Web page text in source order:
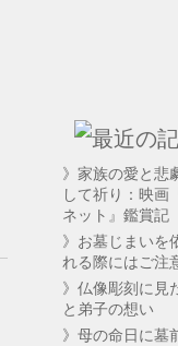
》家族の愛と悲
して祈り：映画
ネット』鑑賞記
》お墓じまいを
れる際にはご注
》仏像彫刻に見
と弟子の想い
》母の命日に墓